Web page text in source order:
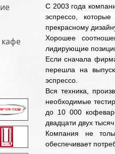
С 2003 года
эспрессо,
прекрасному
Хорошее
лидирующие
Если сначала
перешла на
эспрессо.
Вся техника,
необходимые
до 10 000
двадцати двух
Компания не
обеспечивает